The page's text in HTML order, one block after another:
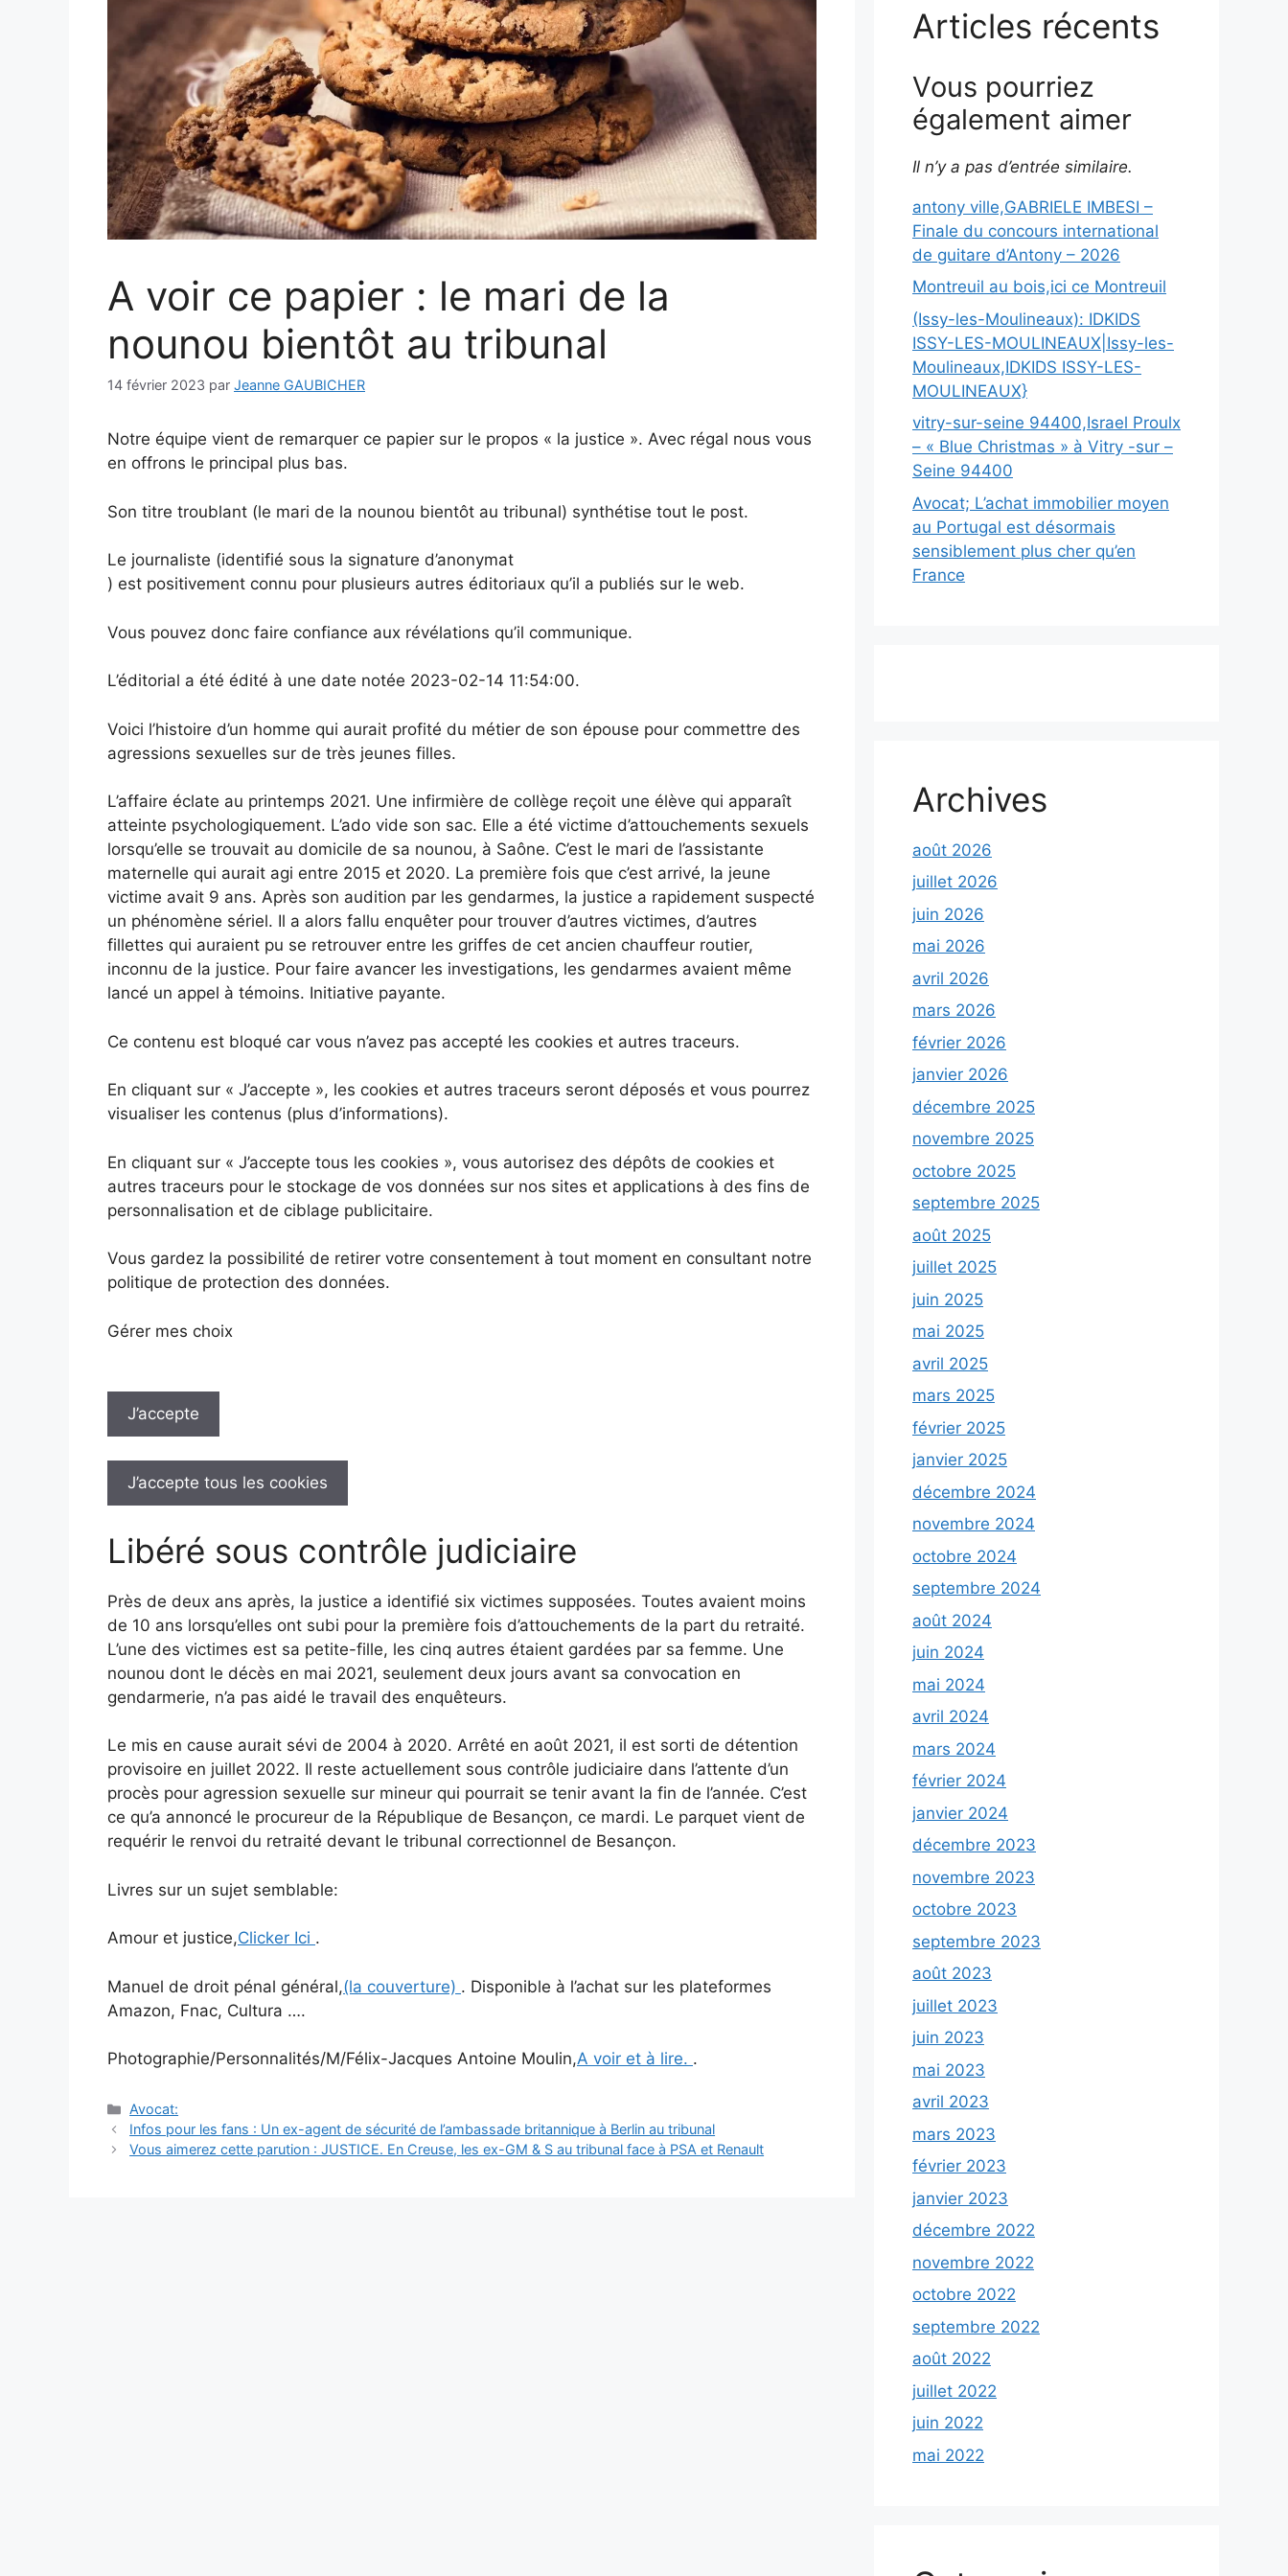
A voir ce papier : le mari de la
nounou bientôt au tribunal
14 février 2023 par Jeanne GAUBICHER
Notre équipe vient de remarquer ce papier sur le propos « la justice ». Avec régal nous vous
en offrons le principal plus bas.
Son titre troublant (le mari de la nounou bientôt au tribunal) synthétise tout le post.
Le journaliste (identifié sous la signature d’anonymat
) est positivement connu pour plusieurs autres éditoriaux qu’il a publiés sur le web.
Vous pouvez donc faire confiance aux révélations qu’il communique.
L’éditorial a été édité à une date notée 2023-02-14 11:54:00.
Voici l’histoire d’un homme qui aurait profité du métier de son épouse pour commettre des
agressions sexuelles sur de très jeunes filles.
L’affaire éclate au printemps 2021. Une infirmière de collège reçoit une élève qui apparaît
atteinte psychologiquement. L’ado vide son sac. Elle a été victime d’attouchements sexuels
lorsqu’elle se trouvait au domicile de sa nounou, à Saône. C’est le mari de l’assistante
maternelle qui aurait agi entre 2015 et 2020. La première fois que c’est arrivé, la jeune
victime avait 9 ans. Après son audition par les gendarmes, la justice a rapidement suspecté
un phénomène sériel. Il a alors fallu enquêter pour trouver d’autres victimes, d’autres
fillettes qui auraient pu se retrouver entre les griffes de cet ancien chauffeur routier,
inconnu de la justice. Pour faire avancer les investigations, les gendarmes avaient même
lancé un appel à témoins. Initiative payante.
Ce contenu est bloqué car vous n’avez pas accepté les cookies et autres traceurs.
En cliquant sur « J’accepte », les cookies et autres traceurs seront déposés et vous pourrez
visualiser les contenus (plus d’informations).
En cliquant sur « J’accepte tous les cookies », vous autorisez des dépôts de cookies et
autres traceurs pour le stockage de vos données sur nos sites et applications à des fins de
personnalisation et de ciblage publicitaire.
Vous gardez la possibilité de retirer votre consentement à tout moment en consultant notre
politique de protection des données.
Gérer mes choix
J’accepte
J’accepte tous les cookies
Libéré sous contrôle judiciaire
Près de deux ans après, la justice a identifié six victimes supposées. Toutes avaient moins
de 10 ans lorsqu’elles ont subi pour la première fois d’attouchements de la part du retraité.
L’une des victimes est sa petite-fille, les cinq autres étaient gardées par sa femme. Une
nounou dont le décès en mai 2021, seulement deux jours avant sa convocation en
gendarmerie, n’a pas aidé le travail des enquêteurs.
Le mis en cause aurait sévi de 2004 à 2020. Arrêté en août 2021, il est sorti de détention
provisoire en juillet 2022. Il reste actuellement sous contrôle judiciaire dans l’attente d’un
procès pour agression sexuelle sur mineur qui pourrait se tenir avant la fin de l’année. C’est
ce qu’a annoncé le procureur de la République de Besançon, ce mardi. Le parquet vient de
requérir le renvoi du retraité devant le tribunal correctionnel de Besançon.
Livres sur un sujet semblable:
Amour et justice,Clicker Ici .
Manuel de droit pénal général,(la couverture) . Disponible à l’achat sur les plateformes
Amazon, Fnac, Cultura ….
Photographie/Personnalités/M/Félix-Jacques Antoine Moulin,A voir et à lire. .
Catégories
Avocat:
Navigation
des
Infos pour les fans : Un ex-agent de sécurité de l’ambassade britannique à Berlin au tribunal
Vous aimerez cette parution : JUSTICE. En Creuse, les ex-GM & S au tribunal face à PSA et Renault
Articles récents
Vous pourriez
également aimer
Il n’y a pas d’entrée similaire.
antony ville,GABRIELE IMBESI –
Finale du concours international
de guitare d’Antony – 2026
Montreuil au bois,ici ce Montreuil
(Issy-les-Moulineaux): IDKIDS
ISSY-LES-MOULINEAUX|Issy-les-
Moulineaux,IDKIDS ISSY-LES-
MOULINEAUX}
vitry-sur-seine 94400,Israel Proulx
– « Blue Christmas » à Vitry -sur –
Seine 94400
Avocat; L’achat immobilier moyen
au Portugal est désormais
sensiblement plus cher qu’en
France
Archives
août 2026
juillet 2026
juin 2026
mai 2026
avril 2026
mars 2026
février 2026
janvier 2026
décembre 2025
novembre 2025
octobre 2025
septembre 2025
août 2025
juillet 2025
juin 2025
mai 2025
avril 2025
mars 2025
février 2025
janvier 2025
décembre 2024
novembre 2024
octobre 2024
septembre 2024
août 2024
juin 2024
mai 2024
avril 2024
mars 2024
février 2024
janvier 2024
décembre 2023
novembre 2023
octobre 2023
septembre 2023
août 2023
juillet 2023
juin 2023
mai 2023
avril 2023
mars 2023
février 2023
janvier 2023
décembre 2022
novembre 2022
octobre 2022
septembre 2022
août 2022
juillet 2022
juin 2022
mai 2022